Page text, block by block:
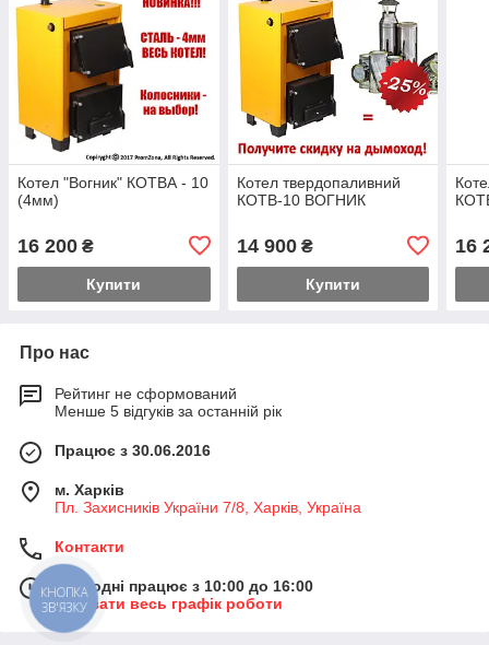
Котел "Вогник" КОТВА - 10
(4мм)
16 200 ₴
Купити
Котел твердопаливний
КОТВ-10 ВОГНИК
14 900₴
Купити
16
Про нас
Рейтинг не сформований
Менше 5 відгуків за останній рік
Працює з 30.06.2016
м. Харків
Пл. Захисників України 7/8, Харків, Україна
Контакти
Сьогодні працює з 10:00 до 16:00
Показати весь графік роботи
КНОПКА
ЗВ'ЯЗКУ